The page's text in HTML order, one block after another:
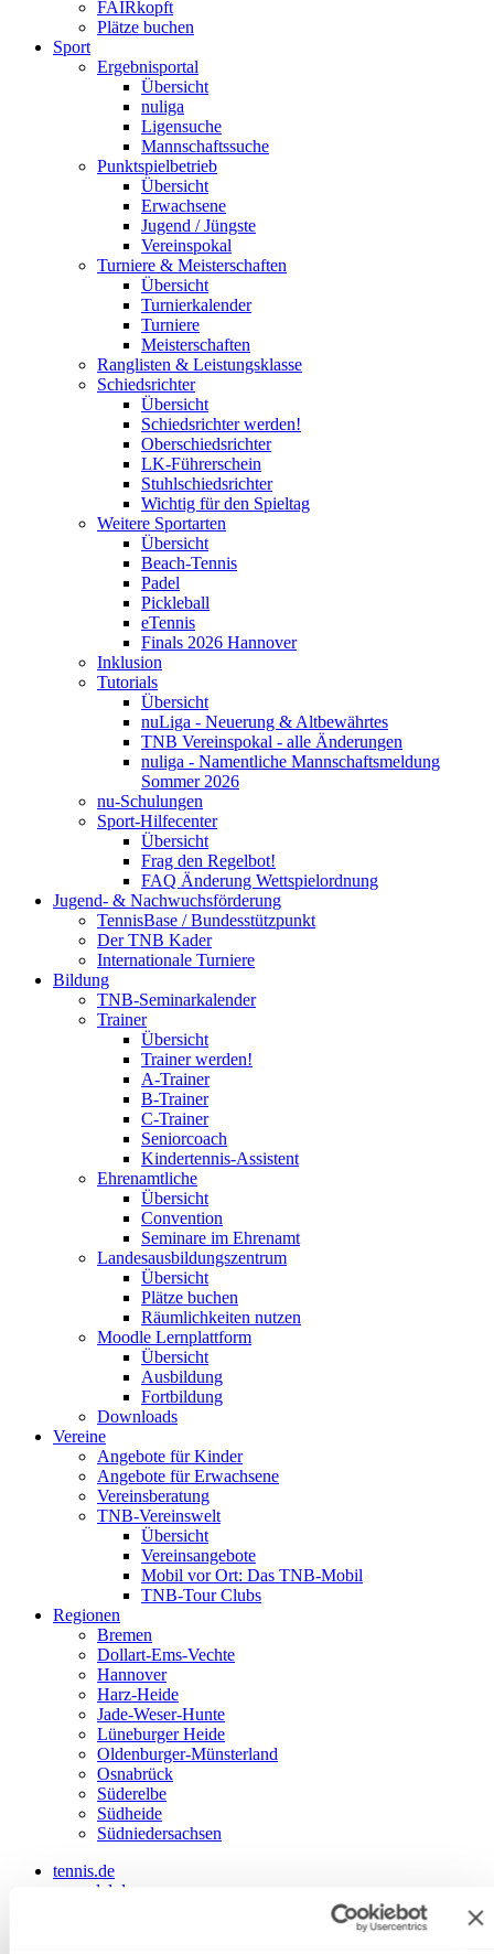
FAIRkopft
Plätze buchen
Sport
Ergebnisportal
Übersicht
nuliga
Ligensuche
Mannschaftssuche
Punktspielbetrieb
Übersicht
Erwachsene
Jugend / Jüngste
Vereinspokal
Turniere & Meisterschaften
Übersicht
Turnierkalender
Turniere
Meisterschaften
Ranglisten & Leistungsklasse
Schiedsrichter
Übersicht
Schiedsrichter werden!
Oberschiedsrichter
LK-Führerschein
Stuhlschiedsrichter
Wichtig für den Spieltag
Weitere Sportarten
Übersicht
Beach-Tennis
Padel
Pickleball
eTennis
Finals 2026 Hannover
Inklusion
Tutorials
Übersicht
nuLiga - Neuerung & Altbewährtes
TNB Vereinspokal - alle Änderungen
nuliga - Namentliche Mannschaftsmeldung
Sommer 2026
nu-Schulungen
Sport-Hilfecenter
Übersicht
Frag den Regelbot!
FAQ Änderung Wettspielordnung
Jugend- & Nachwuchsförderung
TennisBase / Bundesstützpunkt
Der TNB Kader
Internationale Turniere
Bildung
TNB-Seminarkalender
Trainer
Übersicht
Trainer werden!
A-Trainer
B-Trainer
C-Trainer
Seniorcoach
Kindertennis-Assistent
Ehrenamtliche
Übersicht
Convention
Seminare im Ehrenamt
Landesausbildungszentrum
Übersicht
Plätze buchen
Räumlichkeiten nutzen
Moodle Lernplattform
Übersicht
Ausbildung
Fortbildung
Downloads
Vereine
Angebote für Kinder
Angebote für Erwachsene
Vereinsberatung
TNB-Vereinswelt
Übersicht
Vereinsangebote
Mobil vor Ort: Das TNB-Mobil
TNB-Tour Clubs
Regionen
Bremen
Dollart-Ems-Vechte
Hannover
Harz-Heide
Jade-Weser-Hunte
Lüneburger Heide
Oldenburger-Münsterland
Osnabrück
Süderelbe
Südheide
Südniedersachsen
tennis.de
mypadel.de